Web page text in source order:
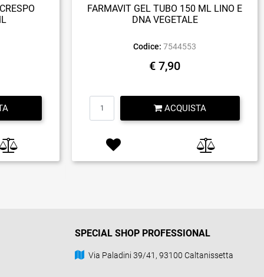
FARMAVIT GEL TUBO 150 ML LINO E
DNA VEGETALE
Codice: 7544553
€ 7,90
ACQUISTA
SPECIAL SHOP PROFESSIONAL
Via Paladini 39/41, 93100 Caltanissetta